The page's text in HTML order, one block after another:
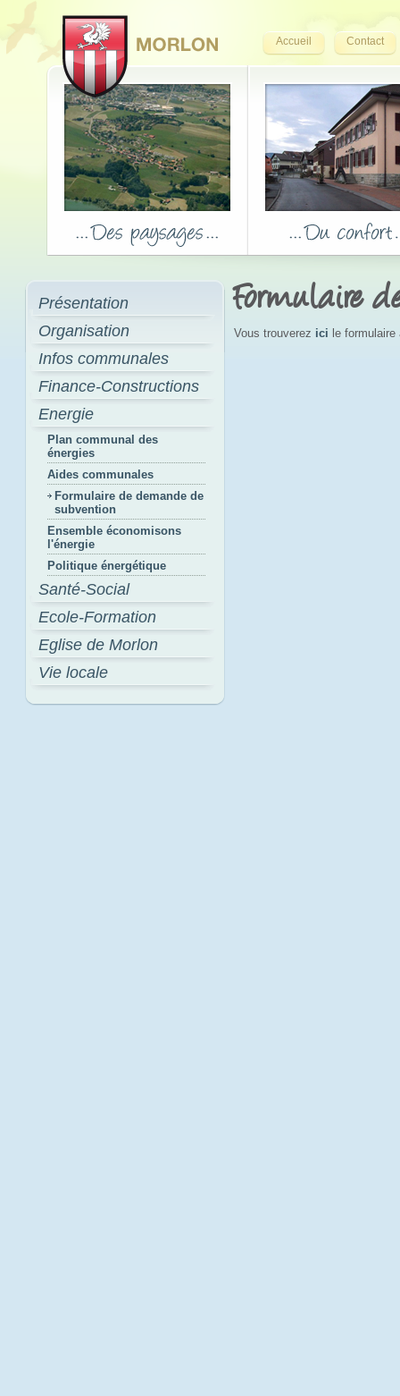
Accueil Contact
Présentation
Organisation
Infos communales
Finance-Constructions
Energie
Plan communal des
énergies
Aides communales
Formulaire de demande de
subvention
Ensemble économisons
l'énergie
Politique énergétique
Santé-Social
Ecole-Formation
Eglise de Morlon
Vie locale
Formulaire
Vous trouverez ici le